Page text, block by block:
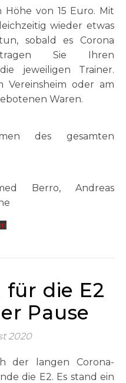
von 15 Euro. Mit
wieder etwas
sobald es Corona
Sie Ihren
jeweiligen Trainer.
Vereinsheim oder am
Waren.
des gesamten
Berro, Andreas
für die E2
Pause
2020
die E2. Es stand ein